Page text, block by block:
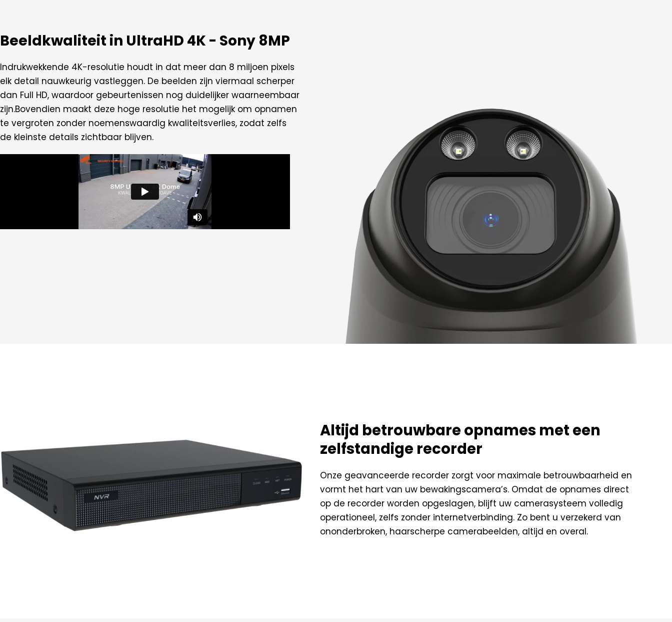
Beeldkwaliteit in UltraHD 4K - Sony 8MP​
Indrukwekkende 4K-resolutie houdt in dat meer dan 8 miljoen pixels
elk detail nauwkeurig vastleggen. De beelden zijn viermaal scherper
dan Full HD, waardoor gebeurtenissen nog duidelijker waarneembaar
zijn.Bovendien maakt deze hoge resolutie het mogelijk om opnamen
te vergroten zonder noemenswaardig kwaliteitsverlies, zodat zelfs
de kleinste details zichtbaar blijven.
Altijd betrouwbare opnames met een
zelfstandige recorder
Onze geavanceerde recorder zorgt voor maximale betrouwbaarheid en
vormt het hart van uw bewakingscamera’s. Omdat de opnames direct
op de recorder worden opgeslagen, blijft uw camerasysteem volledig
operationeel, zelfs zonder internetverbinding. Zo bent u verzekerd van
ononderbroken, haarscherpe camerabeelden, altijd en overal.